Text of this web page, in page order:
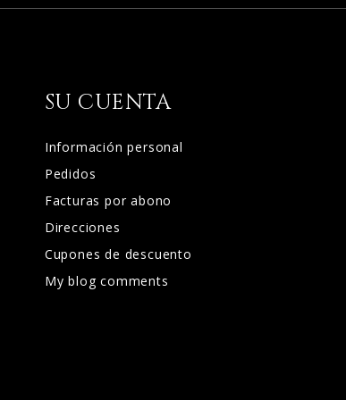
SU CUENTA
Información personal
Pedidos
Facturas por abono
Direcciones
Cupones de descuento
My blog comments